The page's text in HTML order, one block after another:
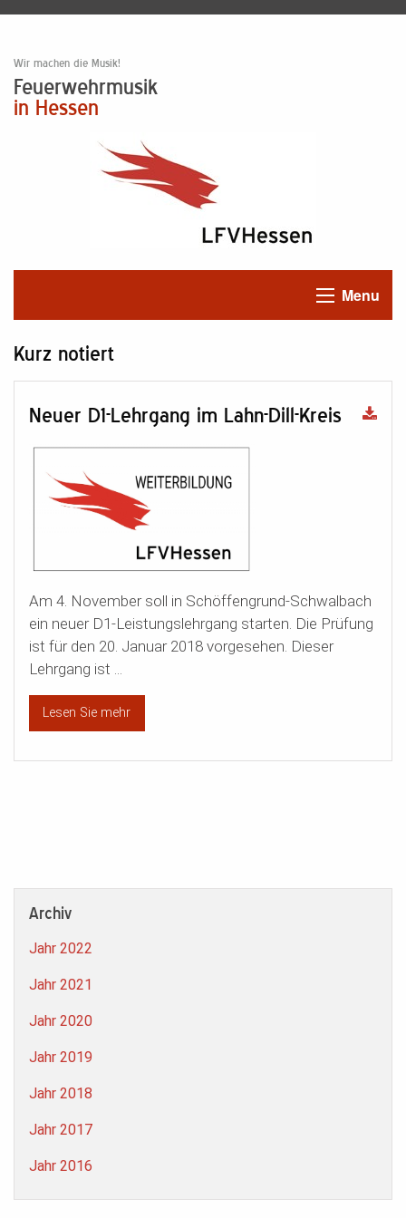
Wir machen die Musik!
Feuerwehrmusik
in Hessen
Menu
Kurz notiert
Neuer D1-Lehrgang im Lahn-Dill-Kreis
Am 4. November soll in Schöffengrund-Schwalbach
ein neuer D1-Leistungslehrgang starten. Die Prüfung
ist für den 20. Januar 2018 vorgesehen. Dieser
Lehrgang ist ...
Lesen Sie mehr
Archiv
Jahr 2022
Jahr 2021
Jahr 2020
Jahr 2019
Jahr 2018
Jahr 2017
Jahr 2016